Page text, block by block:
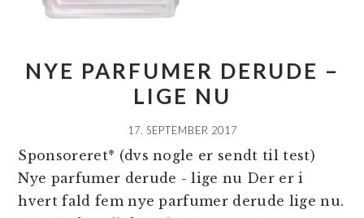
NYE PARFUMER DERUDE –
LIGE NU
17. SEPTEMBER 2017
Sponsoreret* (dvs nogle er sendt til test)
Nye parfumer derude - lige nu Der er i
hvert fald fem nye parfumer derude lige nu.